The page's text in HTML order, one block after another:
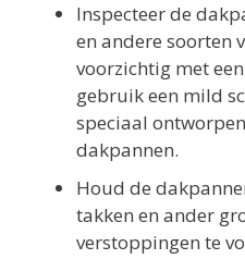
Inspecteer de
en andere soorten
voorzichtig met
gebruik een mild
speciaal
dakpannen.
Houd de
takken en ander
verstoppingen te